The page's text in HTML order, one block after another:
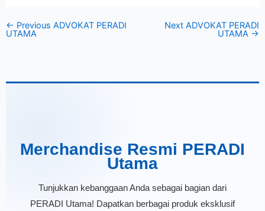
← Previous ADVOKAT PERADI
UTAMA
Next ADVOKAT PERADI
UTAMA →
Merchandise Resmi PERADI
Utama
Tunjukkan kebanggaan Anda sebagai bagian dari
PERADI Utama! Dapatkan berbagai produk eksklusif